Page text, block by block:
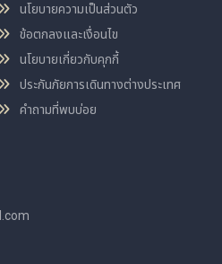
นโยบายความเป็นส่วนตัว
ข้อตกลงและเงื่อนไข
นโยบายเกี่ยวกับคุกกี้
ประกันภัยการเดินทางต่างประเทศ
คำถามที่พบบ่อย